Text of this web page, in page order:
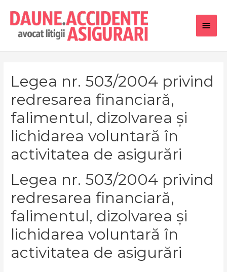
Main
Legea nr. 503/2004 privind
redresarea financiară,
falimentul, dizolvarea și
lichidarea voluntară în
activitatea de asigurări
Legea nr. 503/2004 privind
redresarea financiară,
falimentul, dizolvarea și
lichidarea voluntară în
activitatea de asigurări